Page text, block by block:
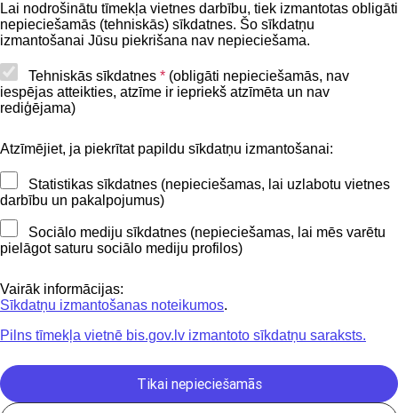
Lai nodrošinātu tīmekļa vietnes darbību, tiek izmantotas obligāti
nepieciešamās (tehniskās) sīkdatnes. Šo sīkdatņu
izmantošanai Jūsu piekrišana nav nepieciešama.
Tehniskās sīkdatnes * (obligāti nepieciešamās, nav
iespējas atteikties, atzīme ir iepriekš atzīmēta un nav
rediģējama)
Atzīmējiet, ja piekrītat papildu sīkdatņu izmantošanai:
Statistikas sīkdatnes (nepieciešamas, lai uzlabotu vietnes
darbību un pakalpojumus)
Sociālo mediju sīkdatnes (nepieciešamas, lai mēs varētu
pielāgot saturu sociālo mediju profilos)
Vairāk informācijas:
Sīkdatņu izmantošanas noteikumos.
Pilns tīmekļa vietnē bis.gov.lv izmantoto sīkdatņu saraksts.
Tikai nepieciešamās
Lapas karte
Piekļūstamības paziņojums
Kontakti
BIS atbalsta dienesta tālrunis:
Sekojiet mums
Lejupielādejiet